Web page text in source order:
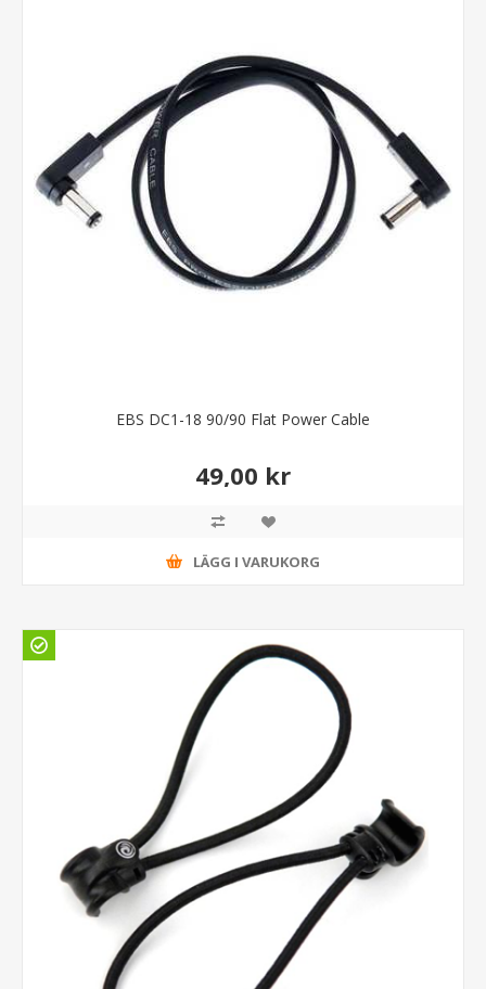
EBS DC1-18 90/90 Flat Power Cable
49,00 kr
LÄGG I VARUKORG